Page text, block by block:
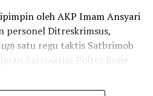
oleh AKP Imam Ansyari
personel Ditreskrimsus,
) satu regu taktis Satbrimob
Satreskrim Polres Bone